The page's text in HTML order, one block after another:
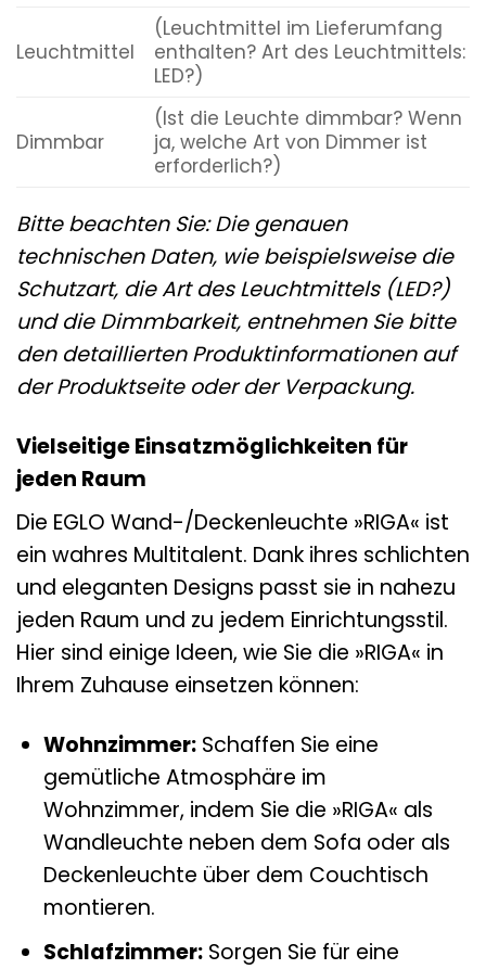
Leuchtmittel
(Leuchtmittel im Lieferumfang
enthalten? Art des Leuchtmittels:
LED?)
Dimmbar
(Ist die Leuchte dimmbar? Wenn
ja, welche Art von Dimmer ist
erforderlich?)
Bitte beachten Sie: Die genauen
technischen Daten, wie beispielsweise die
Schutzart, die Art des Leuchtmittels (LED?)
und die Dimmbarkeit, entnehmen Sie bitte
den detaillierten Produktinformationen auf
der Produktseite oder der Verpackung.
Vielseitige Einsatzmöglichkeiten für
jeden Raum
Die EGLO Wand-/Deckenleuchte »RIGA« ist
ein wahres Multitalent. Dank ihres schlichten
und eleganten Designs passt sie in nahezu
jeden Raum und zu jedem Einrichtungsstil.
Hier sind einige Ideen, wie Sie die »RIGA« in
Ihrem Zuhause einsetzen können:
Wohnzimmer:Schaffen Sie eine
gemütliche Atmosphäre im
Wohnzimmer, indem Sie die »RIGA« als
Wandleuchte neben dem Sofa oder als
Deckenleuchte über dem Couchtisch
montieren.
Schlafzimmer:Sorgen Sie für eine